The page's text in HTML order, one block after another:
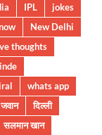
IPL
jokes
New Delhi
thoughts
whats app
जवान
दिल्ली
सलमान खान